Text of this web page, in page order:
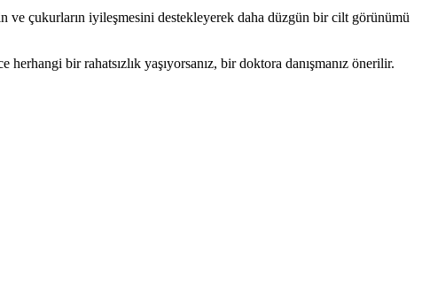
çukurların iyileşmesini destekleyerek daha düzgün bir cilt görünümü
bir rahatsızlık yaşıyorsanız, bir doktora danışmanız önerilir.